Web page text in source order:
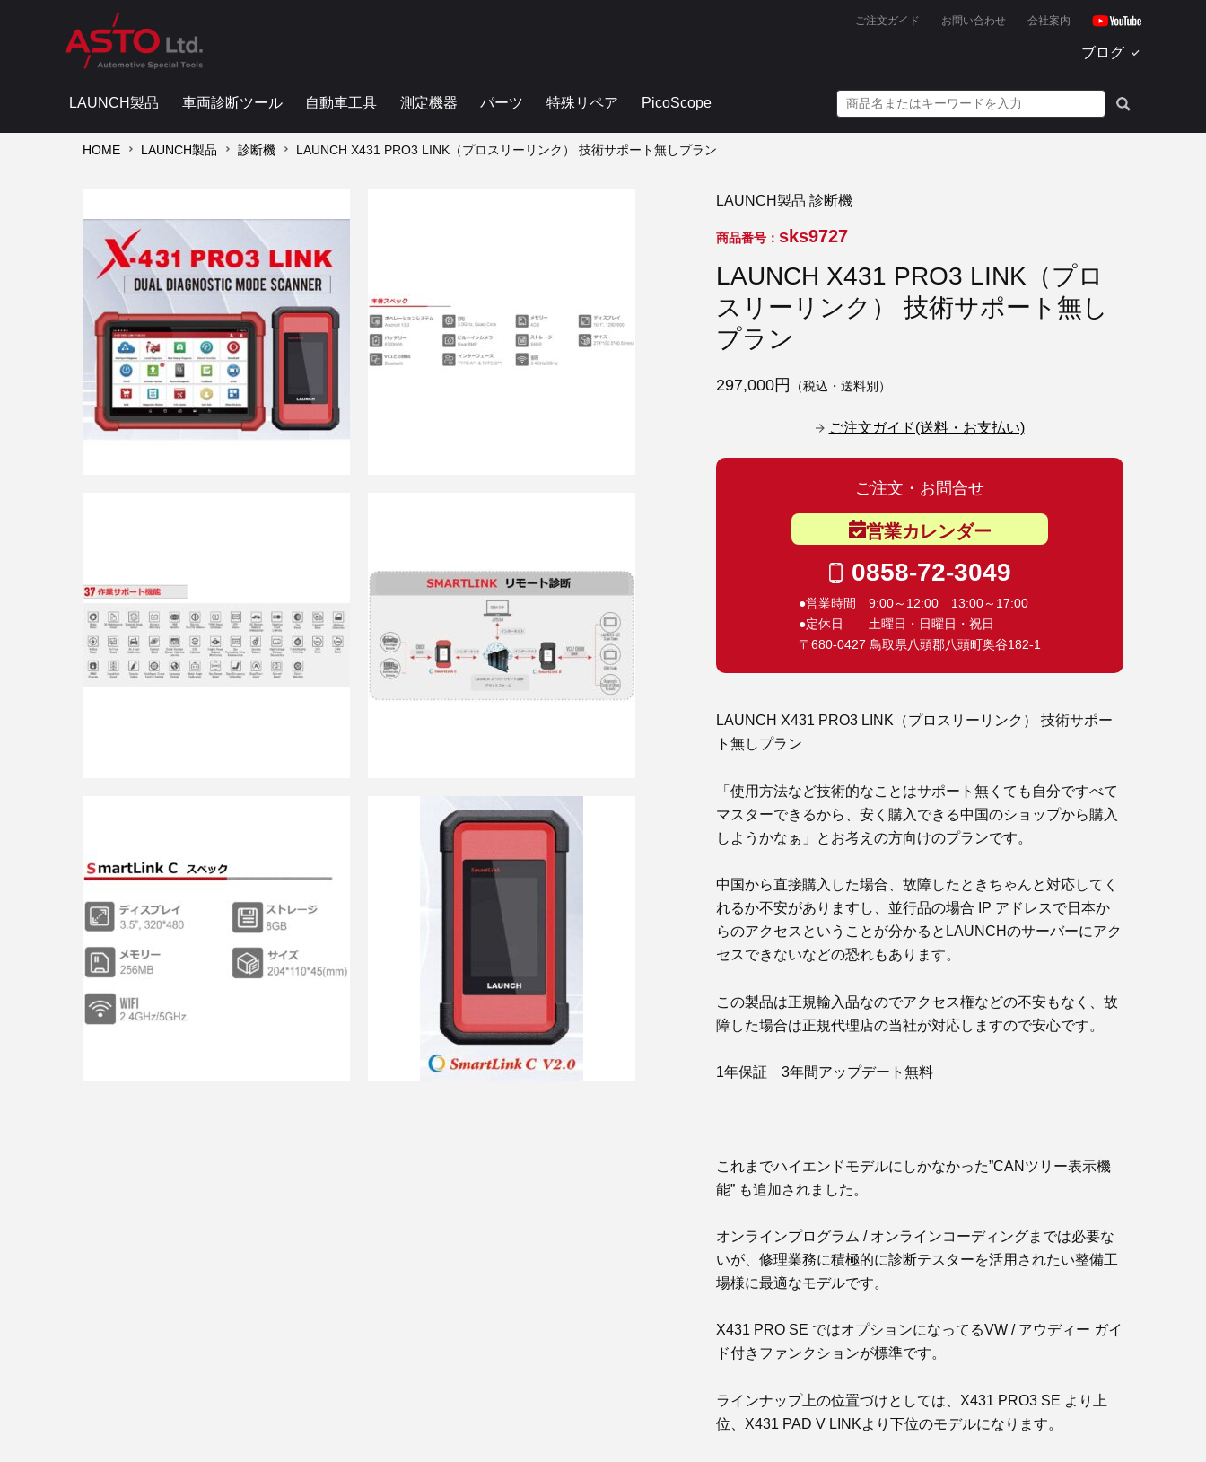
ご注文ガイド お問い合わせ 会社案内
ブログ
LAUNCH製品 車両診断ツール 自動車工具 測定機器 パーツ 特殊リペア PicoScope
HOME LAUNCH製品 診断機 LAUNCH X431 PRO3 LINK（プロスリーリンク） 技術サポート無しプラン
LAUNCH製品 診断機
商品番号： sks9727
LAUNCH X431 PRO3 LINK（プロ
スリーリンク） 技術サポート無し
プラン
297,000円 （税込・送料別）
ご注文ガイド(送料・お支払い)
ご注文・お問合せ
営業カレンダー
0858-72-3049
●営業時間 9:00～12:00 13:00～17:00
●定休日 土曜日・日曜日・祝日
〒680-0427 鳥取県八頭郡八頭町奥谷182-1
LAUNCH X431 PRO3 LINK（プロスリーリンク） 技術サポー
ト無しプラン
「使用方法など技術的なことはサポート無くても自分ですべて
マスターできるから、安く購入できる中国のショップから購入
しようかなぁ」とお考えの方向けのプランです。
中国から直接購入した場合、故障したときちゃんと対応してく
れるか不安がありますし、並行品の場合 IP アドレスで日本か
らのアクセスということが分かるとLAUNCHのサーバーにアク
セスできないなどの恐れもあります。
この製品は正規輸入品なのでアクセス権などの不安もなく、故
障した場合は正規代理店の当社が対応しますので安心です。
1年保証 3年間アップデート無料
これまでハイエンドモデルにしかなかった”CANツリー表示機
能” も追加されました。
オンラインプログラム / オンラインコーディングまでは必要な
いが、修理業務に積極的に診断テスターを活用されたい整備工
場様に最適なモデルです。
X431 PRO SE ではオプションになってるVW / アウディー ガイ
ド付きファンクションが標準です。
ラインナップ上の位置づけとしては、X431 PRO3 SE より上
位、X431 PAD V LINKより下位のモデルになります。